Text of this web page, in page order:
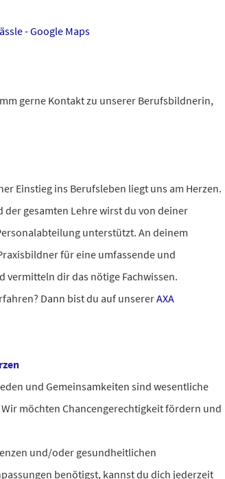
- Google Maps
gerne Kontakt zu unserer Berufsbildnerin,
Einstieg ins Berufsleben liegt uns am Herzen.
gesamten Lehre wirst du von deiner
unterstützt. An deinem
für eine umfassende und
dir das nötige Fachwissen.
Dann bist du auf unsererAXA
und Gemeinsamkeiten sind wesentliche
möchten Chancengerechtigkeit fördern und
und/oder gesundheitlichen
benötigst, kannst du dich jederzeit